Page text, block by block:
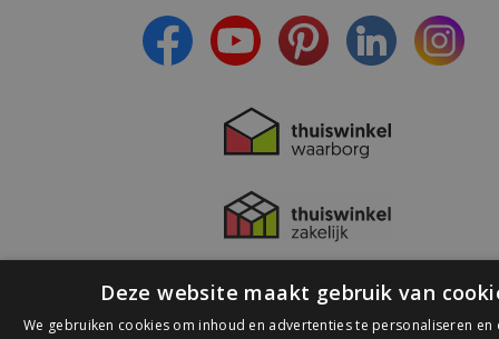
Deze website maakt gebruik van
We gebruiken cookies om inhoud en advertenties te personaliseren en